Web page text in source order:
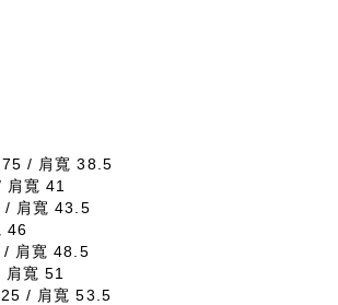
/ 肩寬 38.5
寬 41
/ 肩寬 43.5
46
肩寬 48.5
寬 51
/ 肩寬 53.5